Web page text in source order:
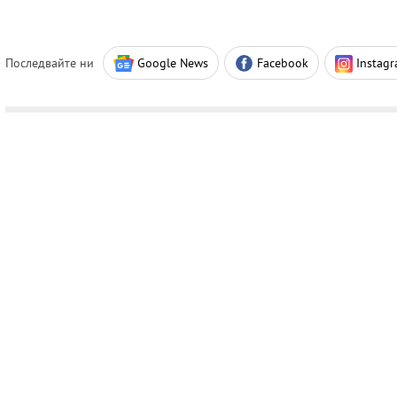
Последвайте ни Google News Facebook